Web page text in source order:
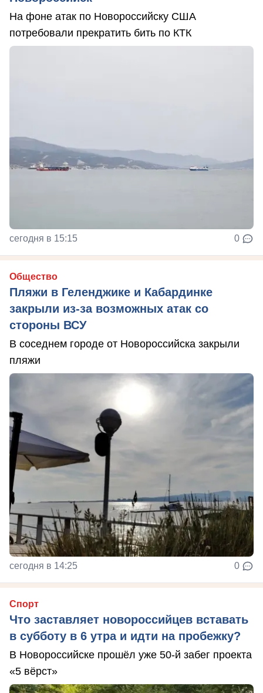
На фоне атак по Новороссийску США
потребовали прекратить бить по КТК
сегодня в 15:15 0
Общество
Пляжи в Геленджике и Кабардинке
закрыли из-за возможных атак со
стороны ВСУ
В соседнем городе от Новороссийска закрыли
пляжи
сегодня в 14:25 0
Спорт
Что заставляет новороссийцев вставать
в субботу в 6 утра и идти на пробежку?
В Новороссийске прошёл уже 50-й забег проекта
«5 вёрст»